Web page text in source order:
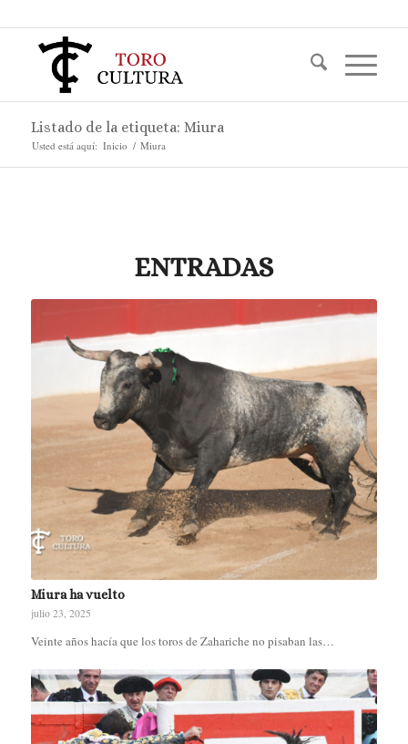
Listado de la etiqueta: Miura
Usted está aquí: Inicio / Miura
ENTRADAS
Miura ha vuelto
julio 23, 2025
Veinte años hacía que los toros de Zahariche no pisaban las…